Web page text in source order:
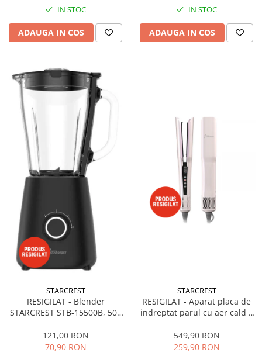
IN STOC
ADAUGA IN COS
IN STOC
ADAUGA IN COS
STARCREST
RESIGILAT - Blender
STARCREST STB-15500B, 500
Pulse, Negru
121,00 RON
70,90 RON
STARCREST
RESIGILAT - Aparat placa de
indreptat parul cu aer cald 2
1300 W, Uscare si indreptare,
Afisaj LCD, Tehnologie cu ioni
549,90 RON
259,90 RON